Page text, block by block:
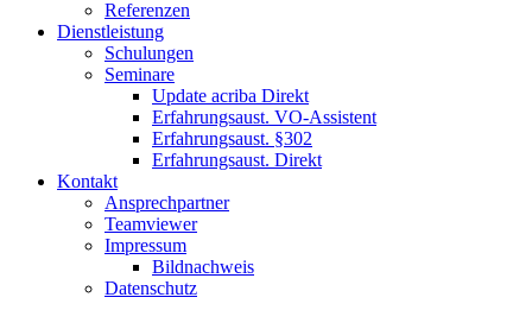
Referenzen
Dienstleistung
Schulungen
Seminare
Update acriba Direkt
Erfahrungsaust. VO-Assistent
Erfahrungsaust. §302
Erfahrungsaust. Direkt
Kontakt
Ansprechpartner
Teamviewer
Impressum
Bildnachweis
Datenschutz